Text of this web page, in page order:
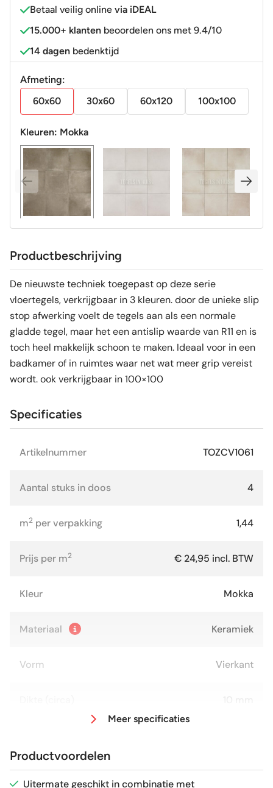
Betaal veilig online via iDEAL
15.000+ klanten beoordelen ons met 9.4/10
14 dagen bedenktijd
Afmeting:
60x60
30x60 60x120 100x100
Kleuren: Mokka
Productbeschrijving
De nieuwste techniek toegepast op deze serie
vloertegels, verkrijgbaar in 3 kleuren. door de unieke slip
stop afwerking voelt de tegels aan als een normale
gladde tegel, maar het een antislip waarde van R11 en is
toch heel makkelijk schoon te maken. Ideaal voor in een
badkamer of in ruimtes waar net wat meer grip vereist
wordt. ook verkrijgbaar in 100×100
Specificaties
Artikelnummer TOZCV1061
Aantal stuks in doos 4
m2 per verpakking 1,44
Prijs per m2 € 24,95 incl. BTW
Kleur Mokka
Materiaal Keramiek
Vorm Vierkant
Antislipwaarde R11
Meer specificaties
Productvoordelen
Uitermate geschikt in combinatie met